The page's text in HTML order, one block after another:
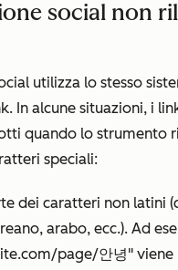
social non
utilizza lo stesso
In alcune situazioni, i
quando lo strumento
speciali:
dei caratteri non latini
arabo, ecc.). Ad
page/안녕" viene